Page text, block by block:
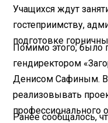
Учащихся ждут
гостеприимству,
подготовке
Помимо этого, было
гендиректором
Денисом Сафиным. В
реализовывать
профессионального
Ранее сообщалось,